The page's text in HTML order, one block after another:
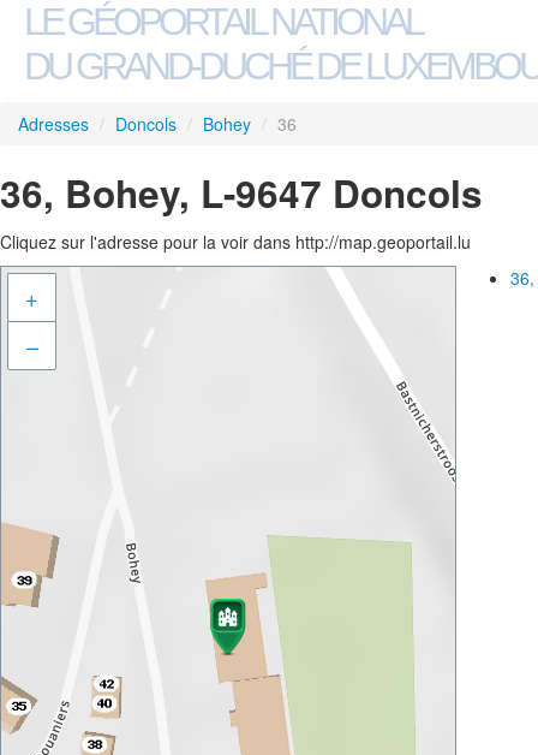
LE GÉOPORTAIL NATIONAL
DU GRAND-DUCHÉ DE
Adresses / Doncols / Bohey / 36
36, Bohey, L-9647 Doncols
Cliquez sur l'adresse pour la voir dans http://map.geoportail.lu
+
–
36,